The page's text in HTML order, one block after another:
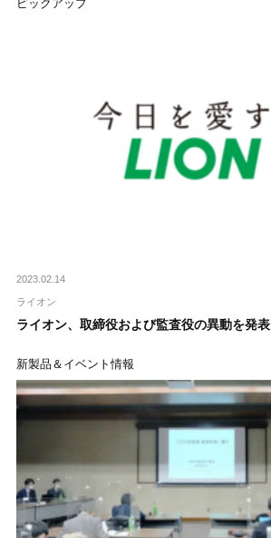
ピックアップ
2023.02.14
ライオン
ライオン、取締役および監査役の異動を発表
新製品＆イベント情報